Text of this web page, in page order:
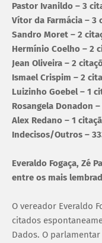
Pastor Ivanildo – 3
Vítor da Farmácia – 3
Sandro Moret – 2
Hermínio Coelho – 2
Jean Oliveira – 2
Ismael Crispim – 2
Luizinho Goebel – 1
Rosangela Donadon
Alex Redano – 1
Indecisos/Outros –
Everaldo Fogaça, Zé
entre os mais
O vereador Everaldo
citados
Dados. O